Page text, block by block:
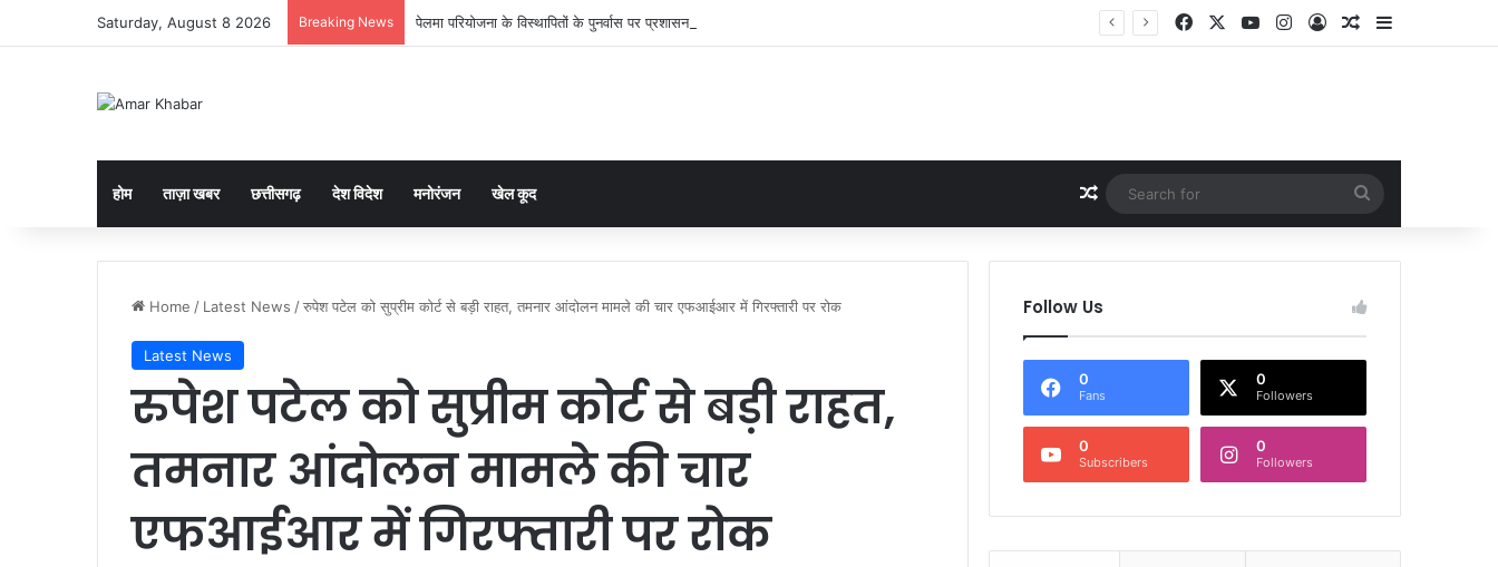
Saturday, August 8 2026 Breaking News पेलमा परियोजना के विस्थापितों के पुनर्वास पर प्रशासन सख्त, गांव की सहमति से तय होगा नया ठिकाना FacebookYouTubeInstagram
Log InRandom Article
Sidebar
होम ताज़ा खबर छत्तीसगढ़ देश विदेश मनोरंजन खेल कूद Random Article
for
Home / Latest News /रुपेश पटेल को सुप्रीम कोर्ट से बड़ी राहत, तमनार आंदोलन मामले की चार एफआईआर में गिरफ्तारी पर रोक
Latest News
रुपेश पटेल को सुप्रीम कोर्ट से बड़ी राहत,
तमनार आंदोलन मामले की चार
एफआईआर में गिरफ्तारी पर रोक
Follow Us
0
Fans
0
Followers
0
Subscribers
0
Followers